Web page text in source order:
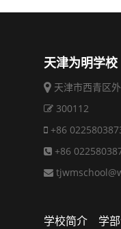
天津为明学校
天津市西青区
300112
+86
+86
学校简介 学